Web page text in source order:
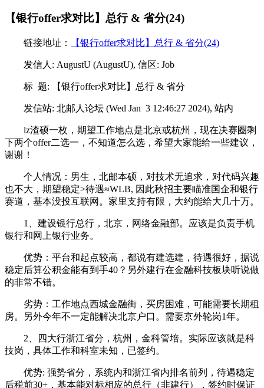
【银行offer求对比】总行 & 省分(24)
链接地址： 【银行offer求对比】总行 & 省分(24)
发信人: AugustU (AugustU), 信区: Job
标 题: 【银行offer求对比】总行 & 省分
发信站: 北邮人论坛 (Wed Jan 3 12:46:27 2024), 站内
lz渣硕一枚，期望工作地点是北京或杭州，现在决赛圈剩
下两个offer二选一，不知道怎么选，希望大家能给一些建议，
谢谢！
个人情况：男生，北邮本硕，对技术无追求，对代码兴趣
也不大，期望稳定>待遇≈WLB, 因此秋招主要瞄准国企和银行
赛道，基本没投互联网。家里支持有限，大约能给大几十万。
1、建设银行总行，北京，网络金融部。应该是负责手机
银行和网上银行业务。
优势：平台和起点较高，都说有建选建，待遇很好，据说
稳定后算公积金能有到手40？另外建行在金融科技板块听说做
的非常不错。
劣势：工作地点西城金融街，买房困难，可能需要长期租
房。另外今年不一定能解决北京户口。需要京外轮岗1年。
2、四大行浙江省分，杭州，金科管培。实际应该就是科
技岗，具体工作和科室未知，已签约。
优势: 强势省分，系统内和浙江省内排名前列，待遇稳定
后税前30+，基本能对标相应的总行（非建行），签约时保证